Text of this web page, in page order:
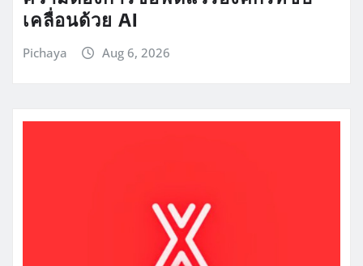
เคลื่อนด้วย AI
Pichaya Aug 6, 2026